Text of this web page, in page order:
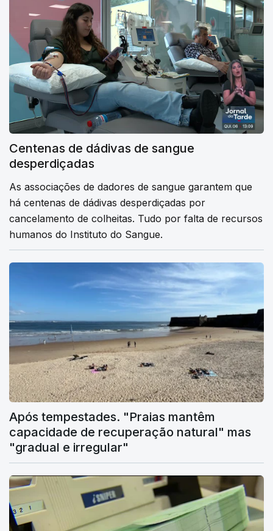
Centenas de dádivas de sangue
desperdiçadas
As associações de dadores de sangue garantem que
há centenas de dádivas desperdiçadas por
cancelamento de colheitas. Tudo por falta de recursos
humanos do Instituto do Sangue.
Após tempestades. "Praias mantêm
capacidade de recuperação natural" mas
"gradual e irregular"